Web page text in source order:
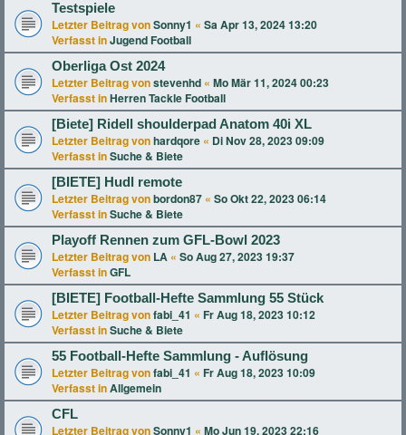
Testspiele
Letzter Beitrag vonSonny1 « Sa Apr 13, 2024 13:20
Verfasst inJugend Football
Oberliga Ost 2024
Letzter Beitrag vonstevenhd « Mo Mär 11, 2024 00:23
Verfasst inHerren Tackle Football
[Biete] Ridell shoulderpad Anatom 40i XL
Letzter Beitrag vonhardqore « Di Nov 28, 2023 09:09
Verfasst inSuche & Biete
[BIETE] Hudl remote
Letzter Beitrag vonbordon87 « So Okt 22, 2023 06:14
Verfasst inSuche & Biete
Playoff Rennen zum GFL-Bowl 2023
Letzter Beitrag von LA « So Aug 27, 2023 19:37
Verfasst inGFL
[BIETE] Football-Hefte Sammlung 55 Stück
Letzter Beitrag vonfabi_41 « Fr Aug 18, 2023 10:12
Verfasst inSuche & Biete
55 Football-Hefte Sammlung - Auflösung
Letzter Beitrag vonfabi_41 « Fr Aug 18, 2023 10:09
Verfasst inAllgemein
CFL
Letzter Beitrag vonSonny1 « Mo Jun 19, 2023 22:16